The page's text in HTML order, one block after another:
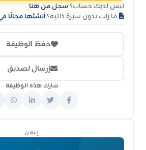
ليس لديك حساب؟سجل من هنا
ما زلت بدون سيرة ذاتية؟ أنشئها مجانًا
حفظ الوظيفة
إرسال لصديق
شارك هذه الوظيفة
إعلان